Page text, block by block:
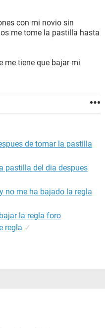
con mi novio sin
me tome la pastilla hasta
me tiene que bajar mi
de tomar la pastilla
pastilla del dia despues
no me ha bajado la regla
la regla foro
regla ✓